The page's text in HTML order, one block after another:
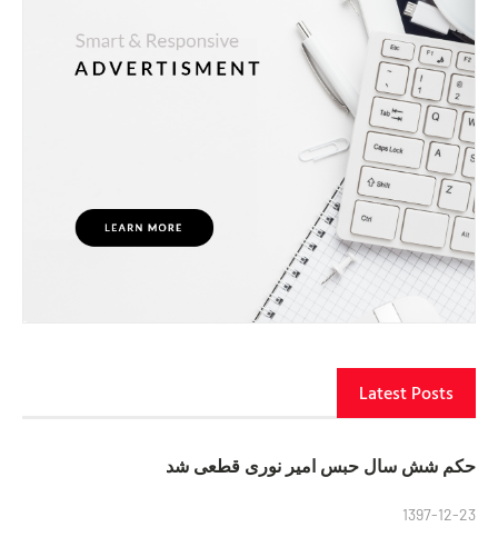
Latest Posts
حکم شش سال حبس امیر نوری قطعی شد
1397-12-23